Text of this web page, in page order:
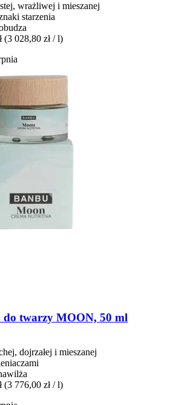
wrażliwej i mieszanej
starzenia
(3 028,80 zł / l)
do twarzy MOON, 50 ml
dojrzałej i mieszanej
(3 776,00 zł / l)